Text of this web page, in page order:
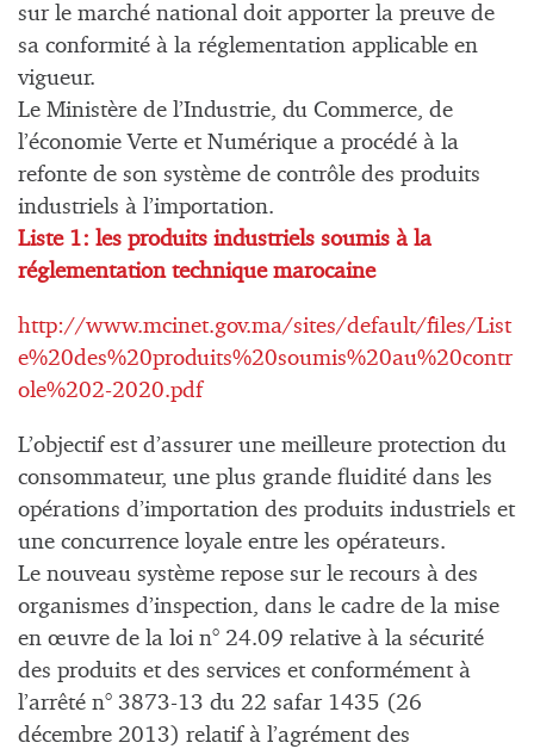
sur le marché national doit apporter la preuve de
sa conformité à la réglementation applicable en
vigueur.
Le Ministère de l’Industrie, du Commerce, de
l’économie Verte et Numérique a procédé à la
refonte de son système de contrôle des produits
industriels à l’importation.
Liste 1: les produits industriels soumis à la
réglementation technique marocaine
http://www.mcinet.gov.ma/sites/default/files/List
e%20des%20produits%20soumis%20au%20contr
ole%202-2020.pdf
L’objectif est d’assurer une meilleure protection du
consommateur, une plus grande fluidité dans les
opérations d’importation des produits industriels et
une concurrence loyale entre les opérateurs.
Le nouveau système repose sur le recours à des
organismes d’inspection, dans le cadre de la mise
en œuvre de la loi n° 24.09 relative à la sécurité
des produits et des services et conformément à
l’arrêté n° 3873-13 du 22 safar 1435 (26
décembre 2013) relatif à l’agrément des